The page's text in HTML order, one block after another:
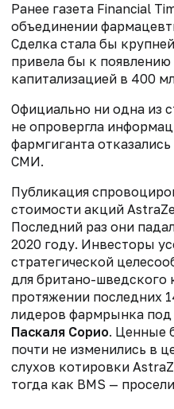
Ранее газета Financial
объединении
Сделка стала бы
привела бы к
капитализацией в 400
Официально ни одна из
не опровергла
фармгиганта
СМИ.
Публикация
стоимости акций
Последний раз они
2020 году. Инвесторы
стратегической
для британо-шведского
протяжении последних
лидеров фармрынка
Паскаля Сорио. Ценные
почти не изменились в
слухов котировки
тогда как BMS —